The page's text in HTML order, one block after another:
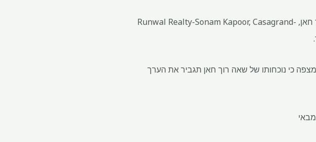
מפתחים מרובים ביצעו השנה רשימי A בוליווד השנה: קבוצת אלן-שאה רוך חאן, Runwal Realty-Sonam Kapoor, Casagrand-
כי נוכחותו של שאה רוך חאן תגביר את הערך